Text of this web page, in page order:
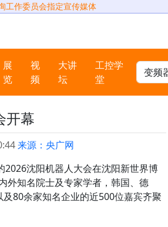
工作委员会指定宣传媒体
展
览
视
频
大讲
坛
工控学
堂
开幕
来源：央广网
2026沈阳机器人大会在沈阳新世界博
外知名院士及专家学者，韩国、德
80余家知名企业的近500位嘉宾齐聚